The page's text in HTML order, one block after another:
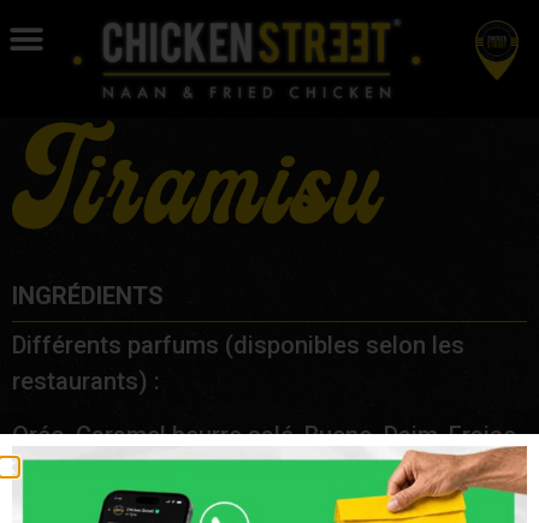
Tiramisu
INGRÉDIENTS
Différents parfums (disponibles selon les
restaurants) :
Oréo, Caramel beurre salé, Bueno, Daim, Fraise,
Café, Chocolat, Coco, Cookies, Crocko blanc,
Granola, M&M’S, Nutella, Praline